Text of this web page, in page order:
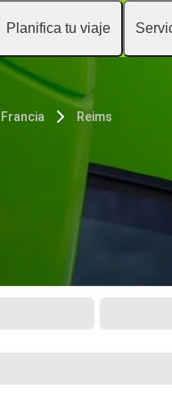
Planifica tu viaje
Francia Reims